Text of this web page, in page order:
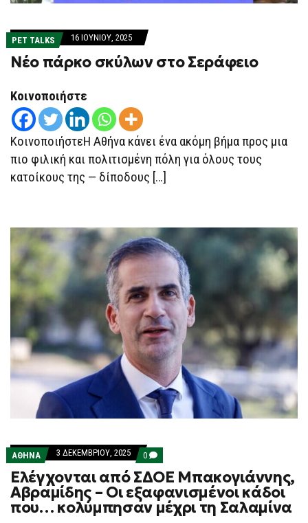
PET TALKS 16 ΙΟΥΝΊΟΥ, 2025
Νέο πάρκο σκύλων στο Σεράφειο
Κοινοποιήστε
ΚοινοποιήστεΗ Αθήνα κάνει ένα ακόμη βήμα προς μια
πιο φιλική και πολιτισμένη πόλη για όλους τους
κατοίκους της — δίποδους […]
ΑΘΗΝΑ 3 ΔΕΚΕΜΒΡΊΟΥ, 2025 0 COMMENTS
ON
ΕΛΈΓΧΟΝΤΑΙ
ΑΠΌ
ΣΔΟΕ
ΜΠΑΚΟΓΙΆΝΝΗΣ,
ΑΒΡΑΜΊΔΗΣ
Ελέγχονται από ΣΔΟΕ Μπακογιάννης,
Αβραμίδης – Οι εξαφανισμένοι κάδοι
που… κολύμπησαν μέχρι τη Σαλαμίνα